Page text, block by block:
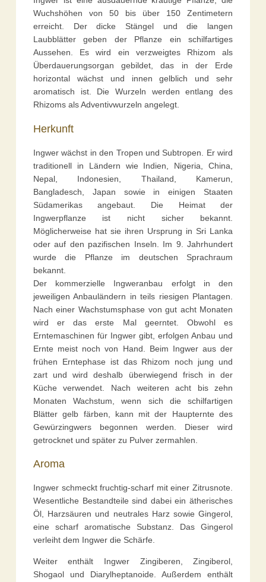
Wuchshöhen von 50 bis über 150 Zentimetern
erreicht. Der dicke Stängel und die langen
Laubblätter geben der Pflanze ein schilfartiges
Aussehen. Es wird ein verzweigtes Rhizom als
Überdauerungsorgan gebildet, das in der Erde
horizontal wächst und innen gelblich und sehr
aromatisch ist. Die Wurzeln werden entlang des
Rhizoms als Adventivwurzeln angelegt.
Herkunft
Ingwer wächst in den Tropen und Subtropen. Er wird
traditionell in Ländern wie Indien, Nigeria, China,
Nepal, Indonesien, Thailand, Kamerun,
Bangladesch, Japan sowie in einigen Staaten
Südamerikas angebaut. Die Heimat der
Ingwerpflanze ist nicht sicher bekannt.
Möglicherweise hat sie ihren Ursprung in Sri Lanka
oder auf den pazifischen Inseln. Im 9. Jahrhundert
wurde die Pflanze im deutschen Sprachraum
bekannt.
Der kommerzielle Ingweranbau erfolgt in den
jeweiligen Anbauländern in teils riesigen Plantagen.
Nach einer Wachstumsphase von gut acht Monaten
wird er das erste Mal geerntet. Obwohl es
Erntemaschinen für Ingwer gibt, erfolgen Anbau und
Ernte meist noch von Hand. Beim Ingwer aus der
frühen Erntephase ist das Rhizom noch jung und
zart und wird deshalb überwiegend frisch in der
Küche verwendet. Nach weiteren acht bis zehn
Monaten Wachstum, wenn sich die schilfartigen
Blätter gelb färben, kann mit der Haupternte des
Gewürzingwers begonnen werden. Dieser wird
getrocknet und später zu Pulver zermahlen.
Aroma
Ingwer schmeckt fruchtig-scharf mit einer Zitrusnote.
Wesentliche Bestandteile sind dabei ein ätherisches
Öl, Harzsäuren und neutrales Harz sowie Gingerol,
eine scharf aromatische Substanz. Das Gingerol
verleiht dem Ingwer die Schärfe.
Weiter enthält Ingwer Zingiberen, Zingiberol,
Shogaol und Diarylheptanoide. Außerdem enthält